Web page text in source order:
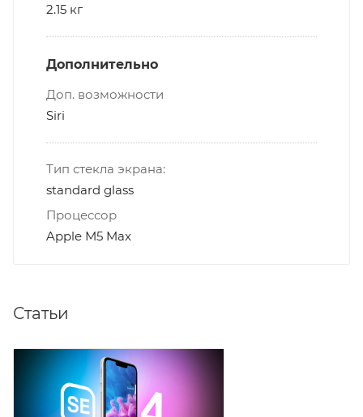
2.15 кг
Дополнительно
Доп. возможности
Siri
Тип стекла экрана:
standard glass
Процессор
Apple M5 Max
Статьи